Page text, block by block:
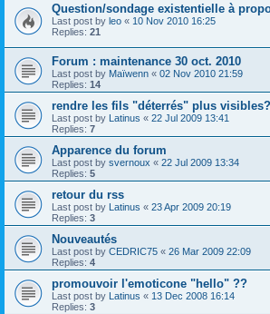
Question/sondage existentielle à
Last post by leo « 10 Nov 2010 16:25
Replies: 21
Forum : maintenance 30 oct. 2010
Last post by Maïwenn « 02 Nov 2010 21:59
Replies: 14
rendre les fils "déterrés" plus visibles?
Last post by Latinus « 22 Jul 2009 13:41
Replies: 7
Apparence du forum
Last post by svernoux « 22 Jul 2009 13:34
Replies: 5
retour du rss
Last post by Latinus « 23 Apr 2009 20:19
Replies: 3
Nouveautés
Last post by CEDRIC75 « 26 Mar 2009 22:09
Replies: 4
promouvoir l'emoticone "hello" ??
Last post by Latinus « 13 Dec 2008 16:14
Replies: 3